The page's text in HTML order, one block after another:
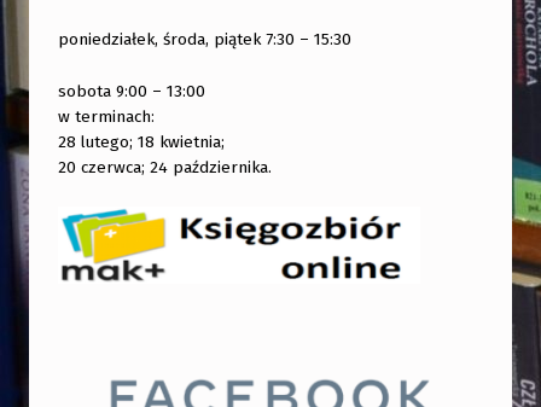
poniedziałek, środa, piątek 7:30 – 15:30
sobota 9:00 – 13:00
w terminach:
28 lutego; 18 kwietnia;
20 czerwca; 24 października.